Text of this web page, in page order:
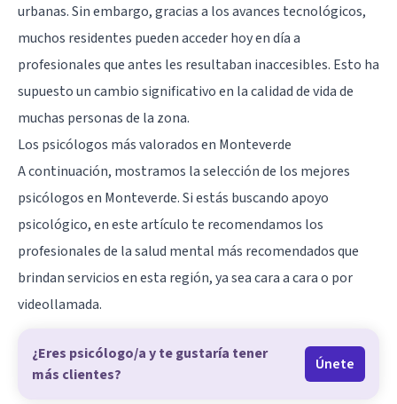
urbanas. Sin embargo, gracias a los avances tecnológicos,
muchos residentes pueden acceder hoy en día a
profesionales que antes les resultaban inaccesibles. Esto ha
supuesto un cambio significativo en la calidad de vida de
muchas personas de la zona.
Los psicólogos más valorados en Monteverde
A continuación, mostramos la selección de los mejores
psicólogos en Monteverde. Si estás buscando apoyo
psicológico, en este artículo te recomendamos los
profesionales de la salud mental más recomendados que
brindan servicios en esta región, ya sea cara a cara o por
videollamada.
¿Eres psicólogo/a y te gustaría tener
más clientes?
Únete